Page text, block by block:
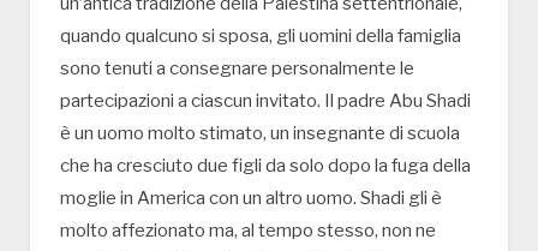
quando qualcuno si sposa, gli uomini della famiglia
sono tenuti a consegnare personalmente le
partecipazioni a ciascun invitato. Il padre Abu Shadi
è un uomo molto stimato, un insegnante di scuola
che ha cresciuto due figli da solo dopo la fuga della
moglie in America con un altro uomo. Shadi gli è
molto affezionato ma, al tempo stesso, non ne